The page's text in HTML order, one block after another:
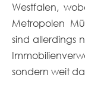
Westfalen,
Metropolen
sind allerdings
sondern weit